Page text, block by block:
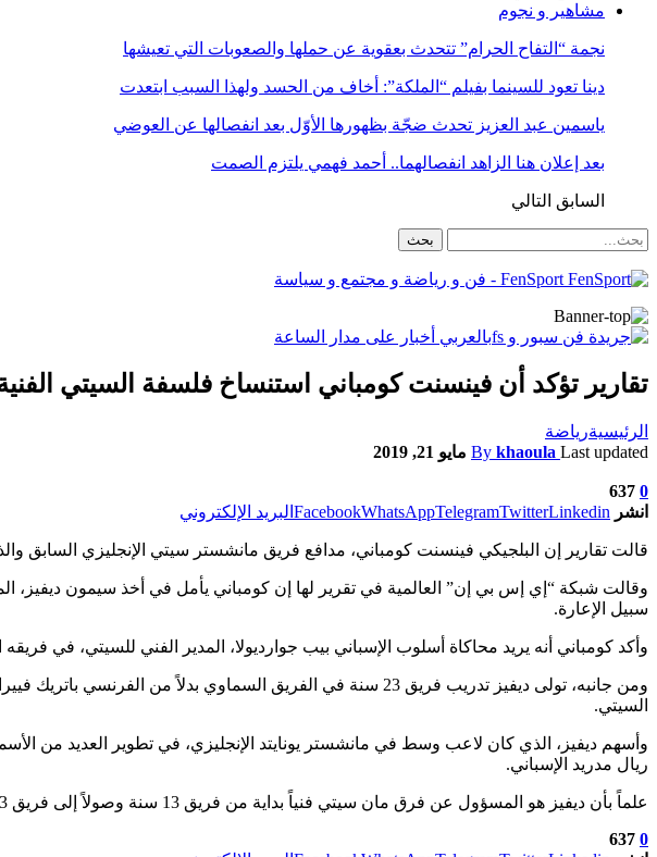
مشاهير و نجوم
نجمة “التفاح الحرام” تتحدث بعقوية عن حملها والصعوبات التي تعيشها
دينا تعود للسينما بفيلم “الملكة”: أخاف من الحسد ولهذا السبب ابتعدت
ياسمين عبد العزيز تحدث ضجّة بظهورها الأوّل بعد انفصالها عن العوضي
بعد إعلان هنا الزاهد انفصالهما.. أحمد فهمي يلتزم الصمت
السابق التالي
FenSport - فن و رياضة و مجتمع و سياسة
تقارير تؤكد أن فينسنت كومباني استنساخ فلسفة السيتي
الرئيسيةرياضة
By khaoula Last updated مايو 21, 2019
0
637
انشر
FacebookWhatsAppTelegramTwitterLinkedin البريد الإلكتروني
قالت تقارير إن البلجيكي فينسنت كومباني، مدافع فريق مانشستر سيتي الإنجليزي السابق
سبيل الإعارة.
وأكد كومباني أنه يريد محاكاة أسلوب الإسباني بيب جوارديولا، المدير الفني للسيتي، في
السيتي.
وأسهم ديفيز، الذي كان لاعب وسط في مانشستر يونايتد الإنجليزي، في تطوير العديد من
ريال مدريد الإسباني.
علماً بأن ديفيز هو المسؤول عن فرق مان سيتي فنياً بداية من فريق 13 سنة وصولاً إلى فريق 23.
0
637